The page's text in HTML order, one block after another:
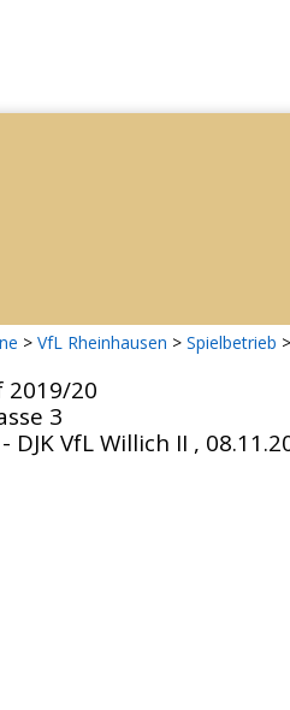
> VfL Rheinhausen > Spielbetrieb >
2019/20
3
DJK VfL Willich II ,